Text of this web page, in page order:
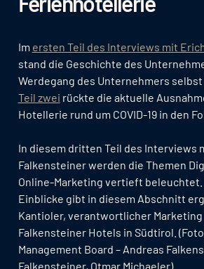
Im ersten Teil des Interviews mit
stand die Geschichte des
Werdegang des Unternehmers
Teil zwei rückte die aktuelle
Hotellerie rund um COVID-19 in den
In diesem dritten Teil des Interviews
Falkensteiner werden die Themen
Online-Marketing vertieft
Einblicke gibt in diesem Abschnitt
Kantioler, verantwortlicher Marketing
Falkensteiner Hotels in Südtirol.
Management Board – Andreas
Falkensteiner, Otmar Michaeler)